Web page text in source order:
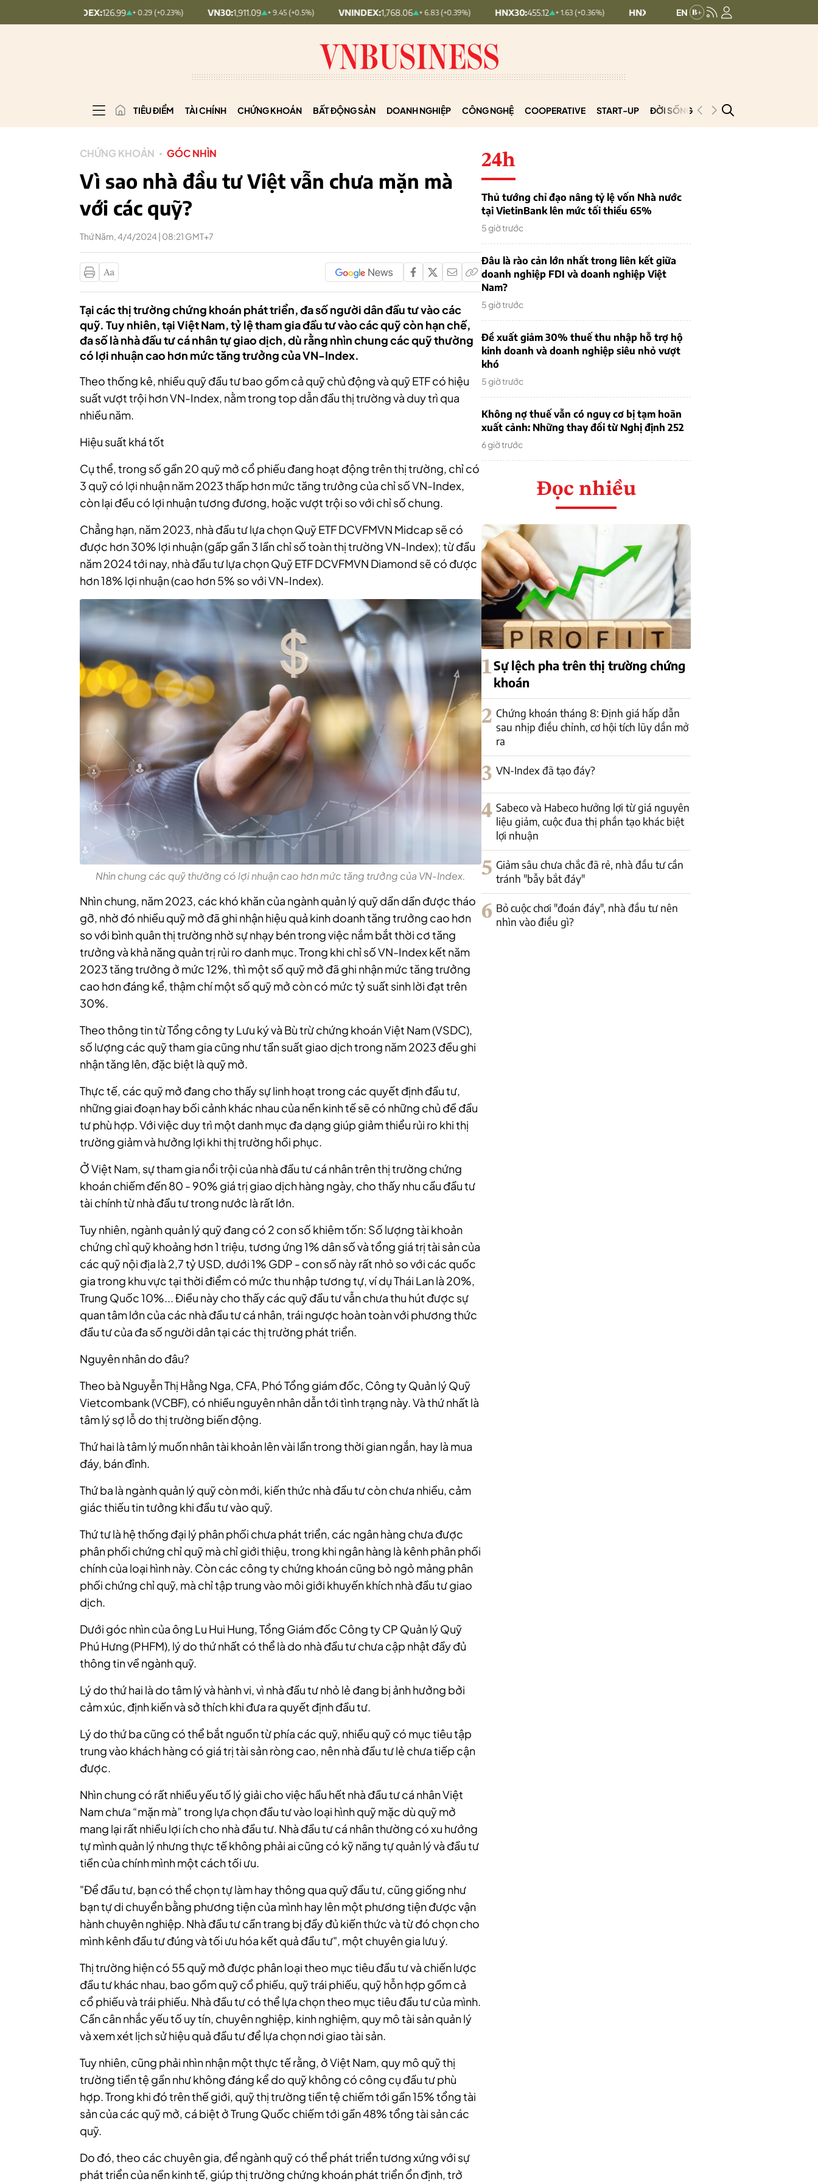
+ 0.29 (+0.23%) VN30: 1,911.09 + 9.45 (+0.5%) VNINDEX: 1,768.06 + 6.83 (+0.39%) HNX30: 455.12 + 1.63 (+0.36%) HNXINDEX:293.44 + 0.25 (+0.09%)
TIÊU ĐIỂM TÀI CHÍNH CHỨNG KHOÁN BẤT ĐỘNG SẢN DOANH NGHIỆP CÔNG NGHỆ COOPERATIVE START-UP ĐỜI SỐNG PODCAST
CHỨNG KHOÁN GÓC NHÌN
Vì sao nhà đầu tư Việt vẫn chưa mặn mà
với các quỹ?
Thứ Năm, 4/4/2024 | 08:21 GMT+7
Tại các thị trường chứng khoán phát triển, đa số người dân đầu tư vào các
quỹ. Tuy nhiên, tại Việt Nam, tỷ lệ tham gia đầu tư vào các quỹ còn hạn chế,
đa số là nhà đầu tư cá nhân tự giao dịch, dù rằng nhìn chung các quỹ thường
có lợi nhuận cao hơn mức tăng trưởng của VN-Index.
Theo thống kê, nhiều quỹ đầu tư bao gồm cả quỹ chủ động và quỹ ETF có hiệu
suất vượt trội hơn VN-Index, nằm trong top dẫn đầu thị trường và duy trì qua
nhiều năm.
Hiệu suất khá tốt
Cụ thể, trong số gần 20 quỹ mở cổ phiếu đang hoạt động trên thị trường, chỉ có
3 quỹ có lợi nhuận năm 2023 thấp hơn mức tăng trưởng của chỉ số VN-Index,
còn lại đều có lợi nhuận tương đương, hoặc vượt trội so với chỉ số chung.
Chẳng hạn, năm 2023, nhà đầu tư lựa chọn Quỹ ETF DCVFMVN Midcap sẽ có
được hơn 30% lợi nhuận (gấp gần 3 lần chỉ số toàn thị trường VN-Index); từ đầu
năm 2024 tới nay, nhà đầu tư lựa chọn Quỹ ETF DCVFMVN Diamond sẽ có được
hơn 18% lợi nhuận (cao hơn 5% so với VN-Index).
Nhìn chung các quỹ thường có lợi nhuận cao hơn mức tăng trưởng của VN-Index.
Nhìn chung, năm 2023, các khó khăn của ngành quản lý quỹ dần dần được tháo
gỡ, nhờ đó nhiều quỹ mở đã ghi nhận hiệu quả kinh doanh tăng trưởng cao hơn
so với bình quân thị trường nhờ sự nhạy bén trong việc nắm bắt thời cơ tăng
trưởng và khả năng quản trị rủi ro danh mục. Trong khi chỉ số VN-Index kết năm
2023 tăng trưởng ở mức 12%, thì một số quỹ mở đã ghi nhận mức tăng trưởng
cao hơn đáng kể, thậm chí một số quỹ mở còn có mức tỷ suất sinh lời đạt trên
30%.
Theo thông tin từ Tổng công ty Lưu ký và Bù trừ chứng khoán Việt Nam (VSDC),
số lượng các quỹ tham gia cũng như tần suất giao dịch trong năm 2023 đều ghi
nhận tăng lên, đặc biệt là quỹ mở.
Thực tế, các quỹ mở đang cho thấy sự linh hoạt trong các quyết định đầu tư,
những giai đoạn hay bối cảnh khác nhau của nền kinh tế sẽ có những chủ đề đầu
tư phù hợp. Với việc duy trì một danh mục đa dạng giúp giảm thiểu rủi ro khi thị
trường giảm và hưởng lợi khi thị trường hồi phục.
Ở Việt Nam, sự tham gia nổi trội của nhà đầu tư cá nhân trên thị trường chứng
khoán chiếm đến 80 - 90% giá trị giao dịch hàng ngày, cho thấy nhu cầu đầu tư
tài chính từ nhà đầu tư trong nước là rất lớn.
Tuy nhiên, ngành quản lý quỹ đang có 2 con số khiêm tốn: Số lượng tài khoản
chứng chỉ quỹ khoảng hơn 1 triệu, tương ứng 1% dân số và tổng giá trị tài sản của
các quỹ nội địa là 2,7 tỷ USD, dưới 1% GDP - con số này rất nhỏ so với các quốc
gia trong khu vực tại thời điểm có mức thu nhập tương tự, ví dụ Thái Lan là 20%,
Trung Quốc 10%... Điều này cho thấy các quỹ đầu tư vẫn chưa thu hút được sự
quan tâm lớn của các nhà đầu tư cá nhân, trái ngược hoàn toàn với phương thức
đầu tư của đa số người dân tại các thị trường phát triển.
Nguyên nhân do đâu?
Theo bà Nguyễn Thị Hằng Nga, CFA, Phó Tổng giám đốc, Công ty Quản lý Quỹ
Vietcombank (VCBF), có nhiều nguyên nhân dẫn tới tình trạng này. Và thứ nhất là
tâm lý sợ lỗ do thị trường biến động.
Thứ hai là tâm lý muốn nhân tài khoản lên vài lần trong thời gian ngắn, hay là mua
đáy, bán đỉnh.
Thứ ba là ngành quản lý quỹ còn mới, kiến thức nhà đầu tư còn chưa nhiều, cảm
giác thiếu tin tưởng khi đầu tư vào quỹ.
Thứ tư là hệ thống đại lý phân phối chưa phát triển, các ngân hàng chưa được
phân phối chứng chỉ quỹ mà chỉ giới thiệu, trong khi ngân hàng là kênh phân phối
chính của loại hình này. Còn các công ty chứng khoán cũng bỏ ngỏ mảng phân
phối chứng chỉ quỹ, mà chỉ tập trung vào môi giới khuyến khích nhà đầu tư giao
dịch.
Dưới góc nhìn của ông Lu Hui Hung, Tổng Giám đốc Công ty CP Quản lý Quỹ
Phú Hưng (PHFM), lý do thứ nhất có thể là do nhà đầu tư chưa cập nhật đầy đủ
thông tin về ngành quỹ.
Lý do thứ hai là do tâm lý và hành vi, vì nhà đầu tư nhỏ lẻ đang bị ảnh hưởng bởi
cảm xúc, định kiến và sở thích khi đưa ra quyết định đầu tư.
Lý do thứ ba cũng có thể bắt nguồn từ phía các quỹ, nhiều quỹ có mục tiêu tập
trung vào khách hàng có giá trị tài sản ròng cao, nên nhà đầu tư lẻ chưa tiếp cận
được.
Nhìn chung có rất nhiều yếu tố lý giải cho việc hầu hết nhà đầu tư cá nhân Việt
Nam chưa “mặn mà” trong lựa chọn đầu tư vào loại hình quỹ mặc dù quỹ mở
mang lại rất nhiều lợi ích cho nhà đầu tư. Nhà đầu tư cá nhân thường có xu hướng
tự mình quản lý nhưng thực tế không phải ai cũng có kỹ năng tự quản lý và đầu tư
tiền của chính mình một cách tối ưu.
"Để đầu tư, bạn có thể chọn tự làm hay thông qua quỹ đầu tư, cũng giống như
bạn tự di chuyển bằng phương tiện của mình hay lên một phương tiện được vận
hành chuyên nghiệp. Nhà đầu tư cần trang bị đầy đủ kiến thức và từ đó chọn cho
mình kênh đầu tư đúng và tối ưu hóa kết quả đầu tư", một chuyên gia lưu ý.
Thị trường hiện có 55 quỹ mở được phân loại theo mục tiêu đầu tư và chiến lược
đầu tư khác nhau, bao gồm quỹ cổ phiếu, quỹ trái phiếu, quỹ hỗn hợp gồm cả
cổ phiếu và trái phiếu. Nhà đầu tư có thể lựa chọn theo mục tiêu đầu tư của mình.
Cần cân nhắc yếu tố uy tín, chuyên nghiệp, kinh nghiệm, quy mô tài sản quản lý
và xem xét lịch sử hiệu quả đầu tư để lựa chọn nơi giao tài sản.
Tuy nhiên, cũng phải nhìn nhận một thực tế rằng, ở Việt Nam, quy mô quỹ thị
trường tiền tệ gần như không đáng kể do quỹ không có công cụ đầu tư phù
hợp. Trong khi đó trên thế giới, quỹ thị trường tiền tệ chiếm tới gần 15% tổng tài
sản của các quỹ mở, cá biệt ở Trung Quốc chiếm tới gần 48% tổng tài sản các
quỹ.
Do đó, theo các chuyên gia, để ngành quỹ có thể phát triển tương xứng với sự
phát triển của nền kinh tế, giúp thị trường chứng khoán phát triển ổn định, trở
24h
Thủ tướng chỉ đạo nâng tỷ lệ vốn Nhà nước
tại VietinBank lên mức tối thiểu 65%
5 giờ trước
Đâu là rào cản lớn nhất trong liên kết giữa
doanh nghiệp FDI và doanh nghiệp Việt
Nam?
5 giờ trước
Đề xuất giảm 30% thuế thu nhập hỗ trợ hộ
kinh doanh và doanh nghiệp siêu nhỏ vượt
khó
5 giờ trước
Không nợ thuế vẫn có nguy cơ bị tạm hoãn
xuất cảnh: Những thay đổi từ Nghị định 252
6 giờ trước
Đọc nhiều
1Sự lệch pha trên thị trường chứng
khoán
2 Chứng khoán tháng 8: Định giá hấp dẫn
sau nhịp điều chỉnh, cơ hội tích lũy dần mở
ra
3 VN-Index đã tạo đáy?
4 Sabeco và Habeco hưởng lợi từ giá nguyên
liệu giảm, cuộc đua thị phần tạo khác biệt
lợi nhuận
5 Giảm sâu chưa chắc đã rẻ, nhà đầu tư cần
tránh "bẫy bắt đáy"
6 Bỏ cuộc chơi "đoán đáy", nhà đầu tư nên
nhìn vào điều gì?